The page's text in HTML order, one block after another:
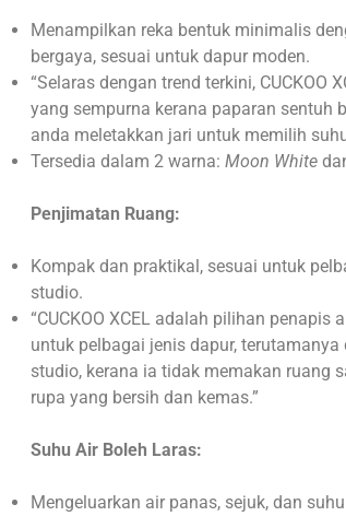
Menampilkan reka bentuk minimalis
bergaya, sesuai untuk dapur moden.
“Selaras dengan trend terkini, CUCKOO
yang sempurna kerana paparan sentuh
anda meletakkan jari untuk memilih
Tersedia dalam 2 warna: Moon White
Penjimatan Ruang:
Kompak dan praktikal, sesuai untuk
studio.
“CUCKOO XCEL adalah pilihan penapis
untuk pelbagai jenis dapur,
studio, kerana ia tidak memakan ruang
rupa yang bersih dan kemas.”
Suhu Air Boleh Laras:
Mengeluarkan air panas, sejuk, dan